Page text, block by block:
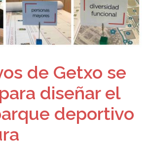
de Getxo se
diseñar el
deportivo